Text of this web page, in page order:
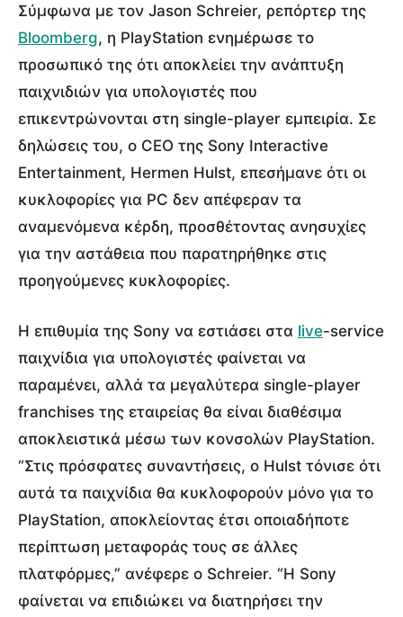
Σύμφωνα με τον Jason Schreier, ρεπόρτερ της
Bloomberg, η PlayStation ενημέρωσε το
προσωπικό της ότι αποκλείει την ανάπτυξη
παιχνιδιών για υπολογιστές που
επικεντρώνονται στη single-player εμπειρία. Σε
δηλώσεις του, ο CEO της Sony Interactive
Entertainment, Hermen Hulst, επεσήμανε ότι οι
κυκλοφορίες για PC δεν απέφεραν τα
αναμενόμενα κέρδη, προσθέτοντας ανησυχίες
για την αστάθεια που παρατηρήθηκε στις
προηγούμενες κυκλοφορίες.
Η επιθυμία της Sony να εστιάσει στα live-service
παιχνίδια για υπολογιστές φαίνεται να
παραμένει, αλλά τα μεγαλύτερα single-player
franchises της εταιρείας θα είναι διαθέσιμα
αποκλειστικά μέσω των κονσολών PlayStation.
“Στις πρόσφατες συναντήσεις, ο Hulst τόνισε ότι
αυτά τα παιχνίδια θα κυκλοφορούν μόνο για το
PlayStation, αποκλείοντας έτσι οποιαδήποτε
περίπτωση μεταφοράς τους σε άλλες
πλατφόρμες,” ανέφερε ο Schreier. “Η Sony
φαίνεται να επιδιώκει να διατηρήσει την